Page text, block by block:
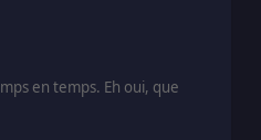
en temps. Eh oui, que